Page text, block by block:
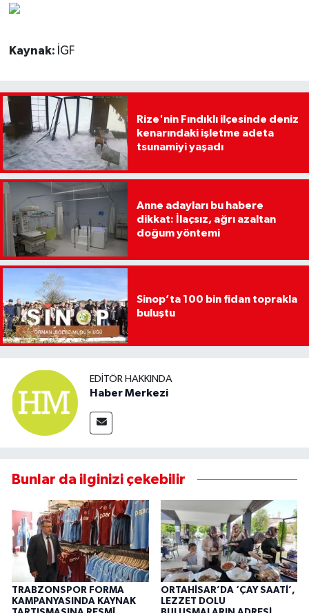
Kaynak: İGF
Rize'nin Fındıklı ilçesinde deniz
kenarındaki işletme adeta
tsunamiyi yaşadı
Anne adayları bu habere
dikkat: İlaçsız, ağrı azaltan
doğum yöntemi
Sinop’ta 100 bin fidan toprakla
buluştu
EDITÖR HAKKINDA
Haber Merkezi
Bunlar da ilginizi çekebilir
TRABZONSPOR FORMA
KAMPANYASINDA KAYNAK
ORTAHİSAR’DA ‘ÇAY SAATİ’,
LEZZET DOLU